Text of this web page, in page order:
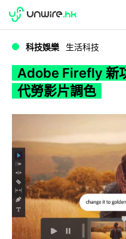
WWDC 2026
科技娛樂 生活科技
Adobe Firefly 新
代勞影片調色